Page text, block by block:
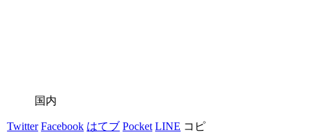
国内
Twitter Facebook はてブ Pocket LINE コピ